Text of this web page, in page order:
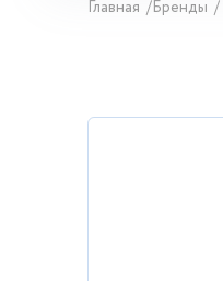
Главная /Бренды /